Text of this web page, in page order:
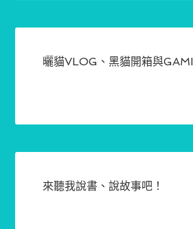
曬貓VLOG、黑貓開箱與
來聽我說書、說故事吧！